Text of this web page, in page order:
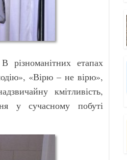
різноманітних етапах
«Вірю – не вірю»,
кмітливість,
у сучасному побуті